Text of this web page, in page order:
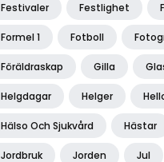
Festivaler Festlighet
Formel 1 Fotboll
Föräldraskap Gilla
Helgdagar Helger
Hälso Och Sjukvård Hästar
Jordbruk Jorden Jul